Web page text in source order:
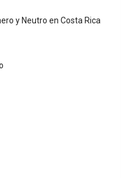
y Neutro en Costa Rica